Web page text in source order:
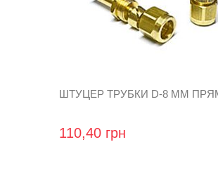
ШТУЦЕР ТРУБКИ D-8 MM
110,40 грн